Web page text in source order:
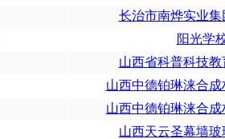
长治市南烨实业
阳光学
山西省科普科技
山西中德铂琳涞合
山西中德铂琳涞合
山西天云圣幕墙